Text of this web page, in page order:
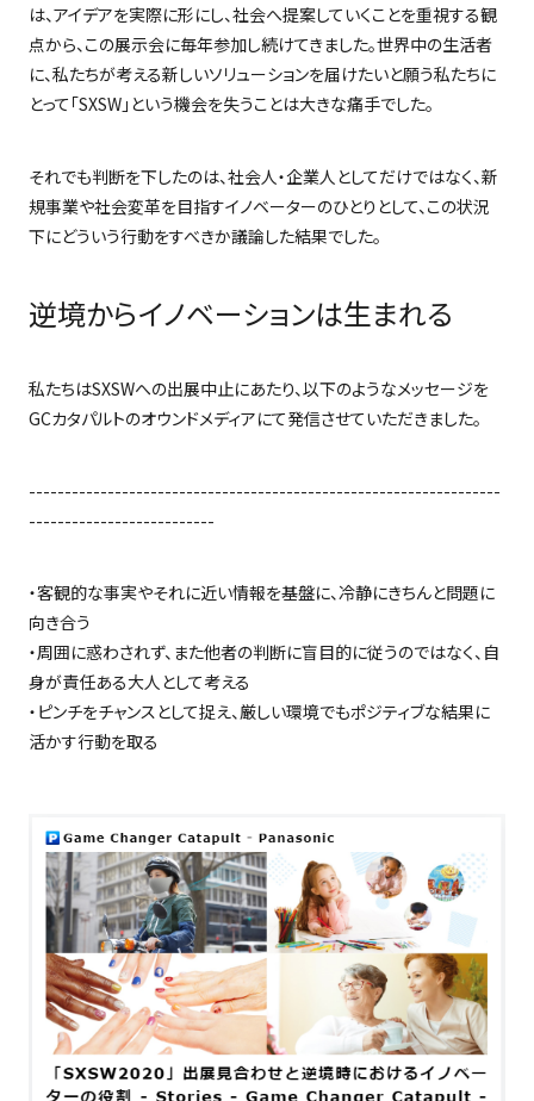
は、アイデアを実際に形にし、社会へ提案していくことを重視する観
点から、この展示会に毎年参加し続けてきました。世界中の生活者
に、私たちが考える新しいソリューションを届けたいと願う私たちに
とって「SXSW」という機会を失うことは大きな痛手でした。
それでも判断を下したのは、社会人・企業人としてだけではなく、新
規事業や社会変革を目指すイノベーターのひとりとして、この状況
下にどういう行動をすべきか議論した結果でした。
逆境からイノベーションは生まれる
私たちはSXSWへの出展中止にあたり、以下のようなメッセージを
GCカタパルトのオウンドメディアにて発信させていただきました。
------------------------------------------------------------------
--------------------------
・客観的な事実やそれに近い情報を基盤に、冷静にきちんと問題に
向き合う
・周囲に惑わされず、また他者の判断に盲目的に従うのではなく、自
身が責任ある大人として考える
・ピンチをチャンスとして捉え、厳しい環境でもポジティブな結果に
活かす行動を取る